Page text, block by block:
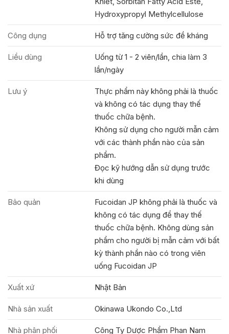
Hydroxypropyl Methylcellulose
Công dụng Hỗ trợ tăng cường sức đề kháng
Liều dùng
Uống từ 1 - 2 viên/lần, chia làm 3
lần/ngày
Lưu ý
Thực phẩm này không phải là thuốc
và không có tác dụng thay thế
thuốc chữa bệnh.
Không sử dụng cho người mẫn cảm
với các thành phần nào của sản
phẩm.
Đọc kỹ hướng dẫn sử dụng trước
khi dùng
Bảo quản
Fucoidan JP không phải là thuốc và
không có tác dụng để thay thế
thuốc chữa bệnh. Không dùng sản
phẩm cho người bị mẫn cảm với bất
kỳ thành phần nào có trong viên
uống Fucoidan JP
Xuất xứ Nhật Bản
Nhà sản xuất Okinawa Ukondo Co.,Ltd
Nhà phân phối
Công Ty Dược Phẩm Phan Nam